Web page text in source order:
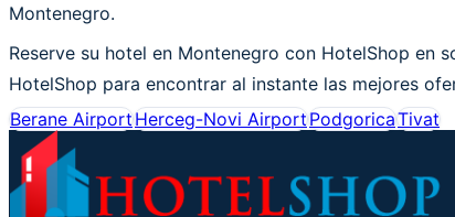
Montenegro.
Reserve su hotel en Montenegro con HotelShop en
HotelShop para encontrar al instante las mejores
Berane AirportHerceg-Novi AirportPodgoricaTivat